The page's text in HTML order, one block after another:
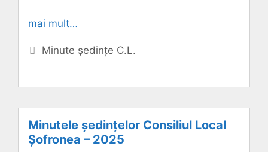
mai mult…
Categorii
Minute ședințe C.L.
Minutele ședințelor Consiliul Local
Șofronea – 2025